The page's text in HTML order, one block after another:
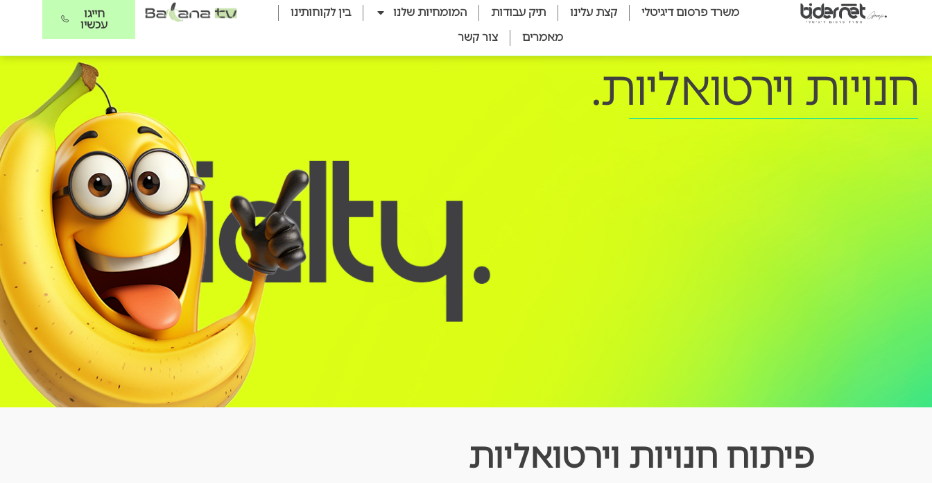
משרד פרסום דיגיטלי קצת עלינו תיק עבודות המומחיות שלנו
בין לקוחותינו
מאמרים
צור קשר
חייגו
עכשיו
חנויות וירטואליות.
פיתוח חנויות וירטואליות